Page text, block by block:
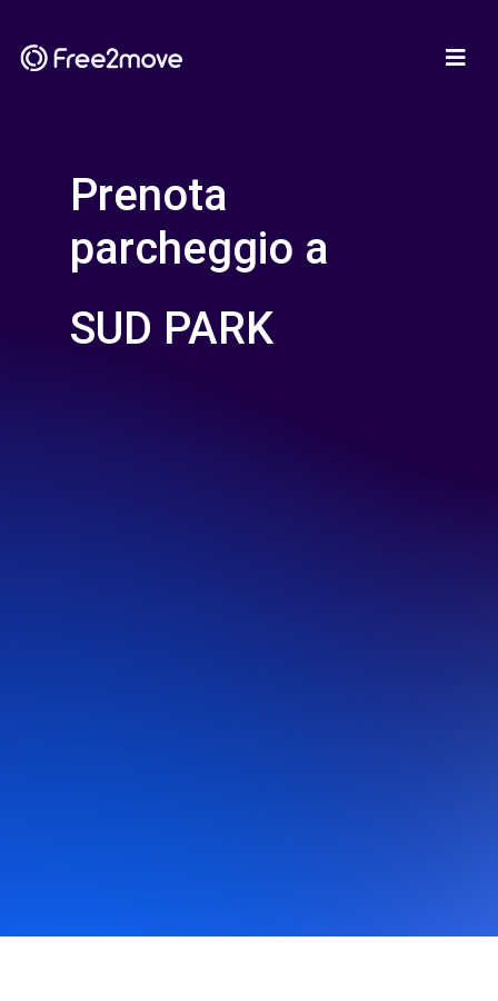
Prenota
parcheggio a
SUD PARK